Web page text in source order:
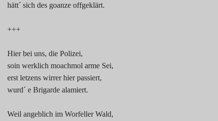
hätt´ sich des goanze offgeklärt.
+++
Hier bei uns, die Polizei,
soin werklich moachmol arme Sei,
erst letzens wirrer hier passiert,
wurd´ e Brigarde alamiert.
Weil angeblich im Worfeller Wald,